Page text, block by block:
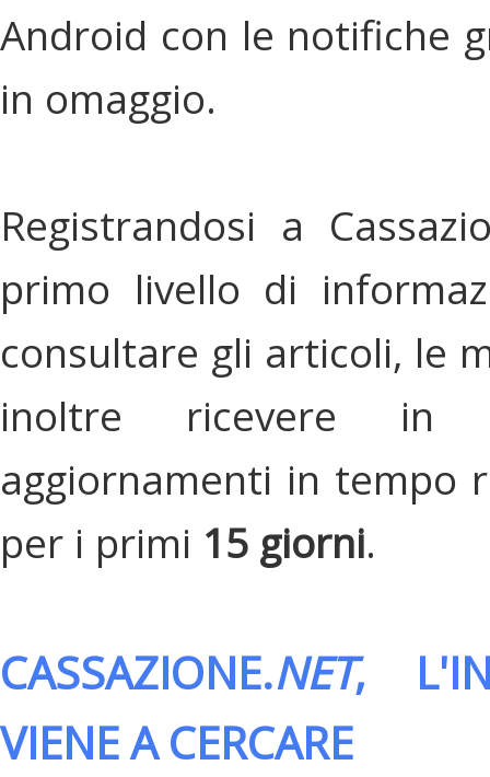
Android con le notifiche
in omaggio.
Registrandosi a
primo livello di
consultare gli articoli, le
inoltre ricevere in
aggiornamenti in tempo
per i primi 15 giorni.
CASSAZIONE.NET,
VIENE A CERCARE